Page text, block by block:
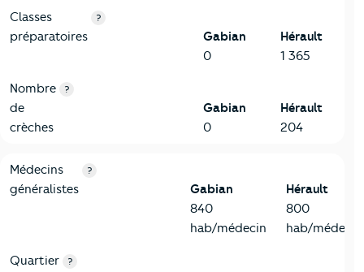
Classes
préparatoires
?
Gabian
0
Hérault
1 365
Nombre
de
crèches
?
Gabian
0
Hérault
204
5-Commerces
Critères Gabian
Médecins
généralistes
?
Gabian
840
hab/médecin
Hérault
800
hab/médecin
Quartier
?